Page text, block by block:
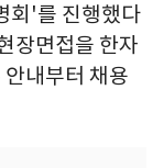
회'를 진행했다
장면접을 한자
내부터 채용